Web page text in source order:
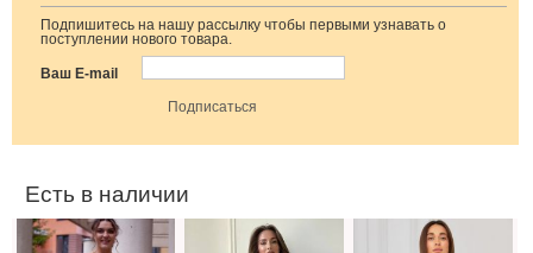
Подпишитесь на нашу рассылку чтобы первыми узнавать о
поступлении нового товара.
Ваш E-mail
Есть в наличии
Коктейльное
классическое
белое платье
миди длины
Голубое
платье в пол
Коктейльное